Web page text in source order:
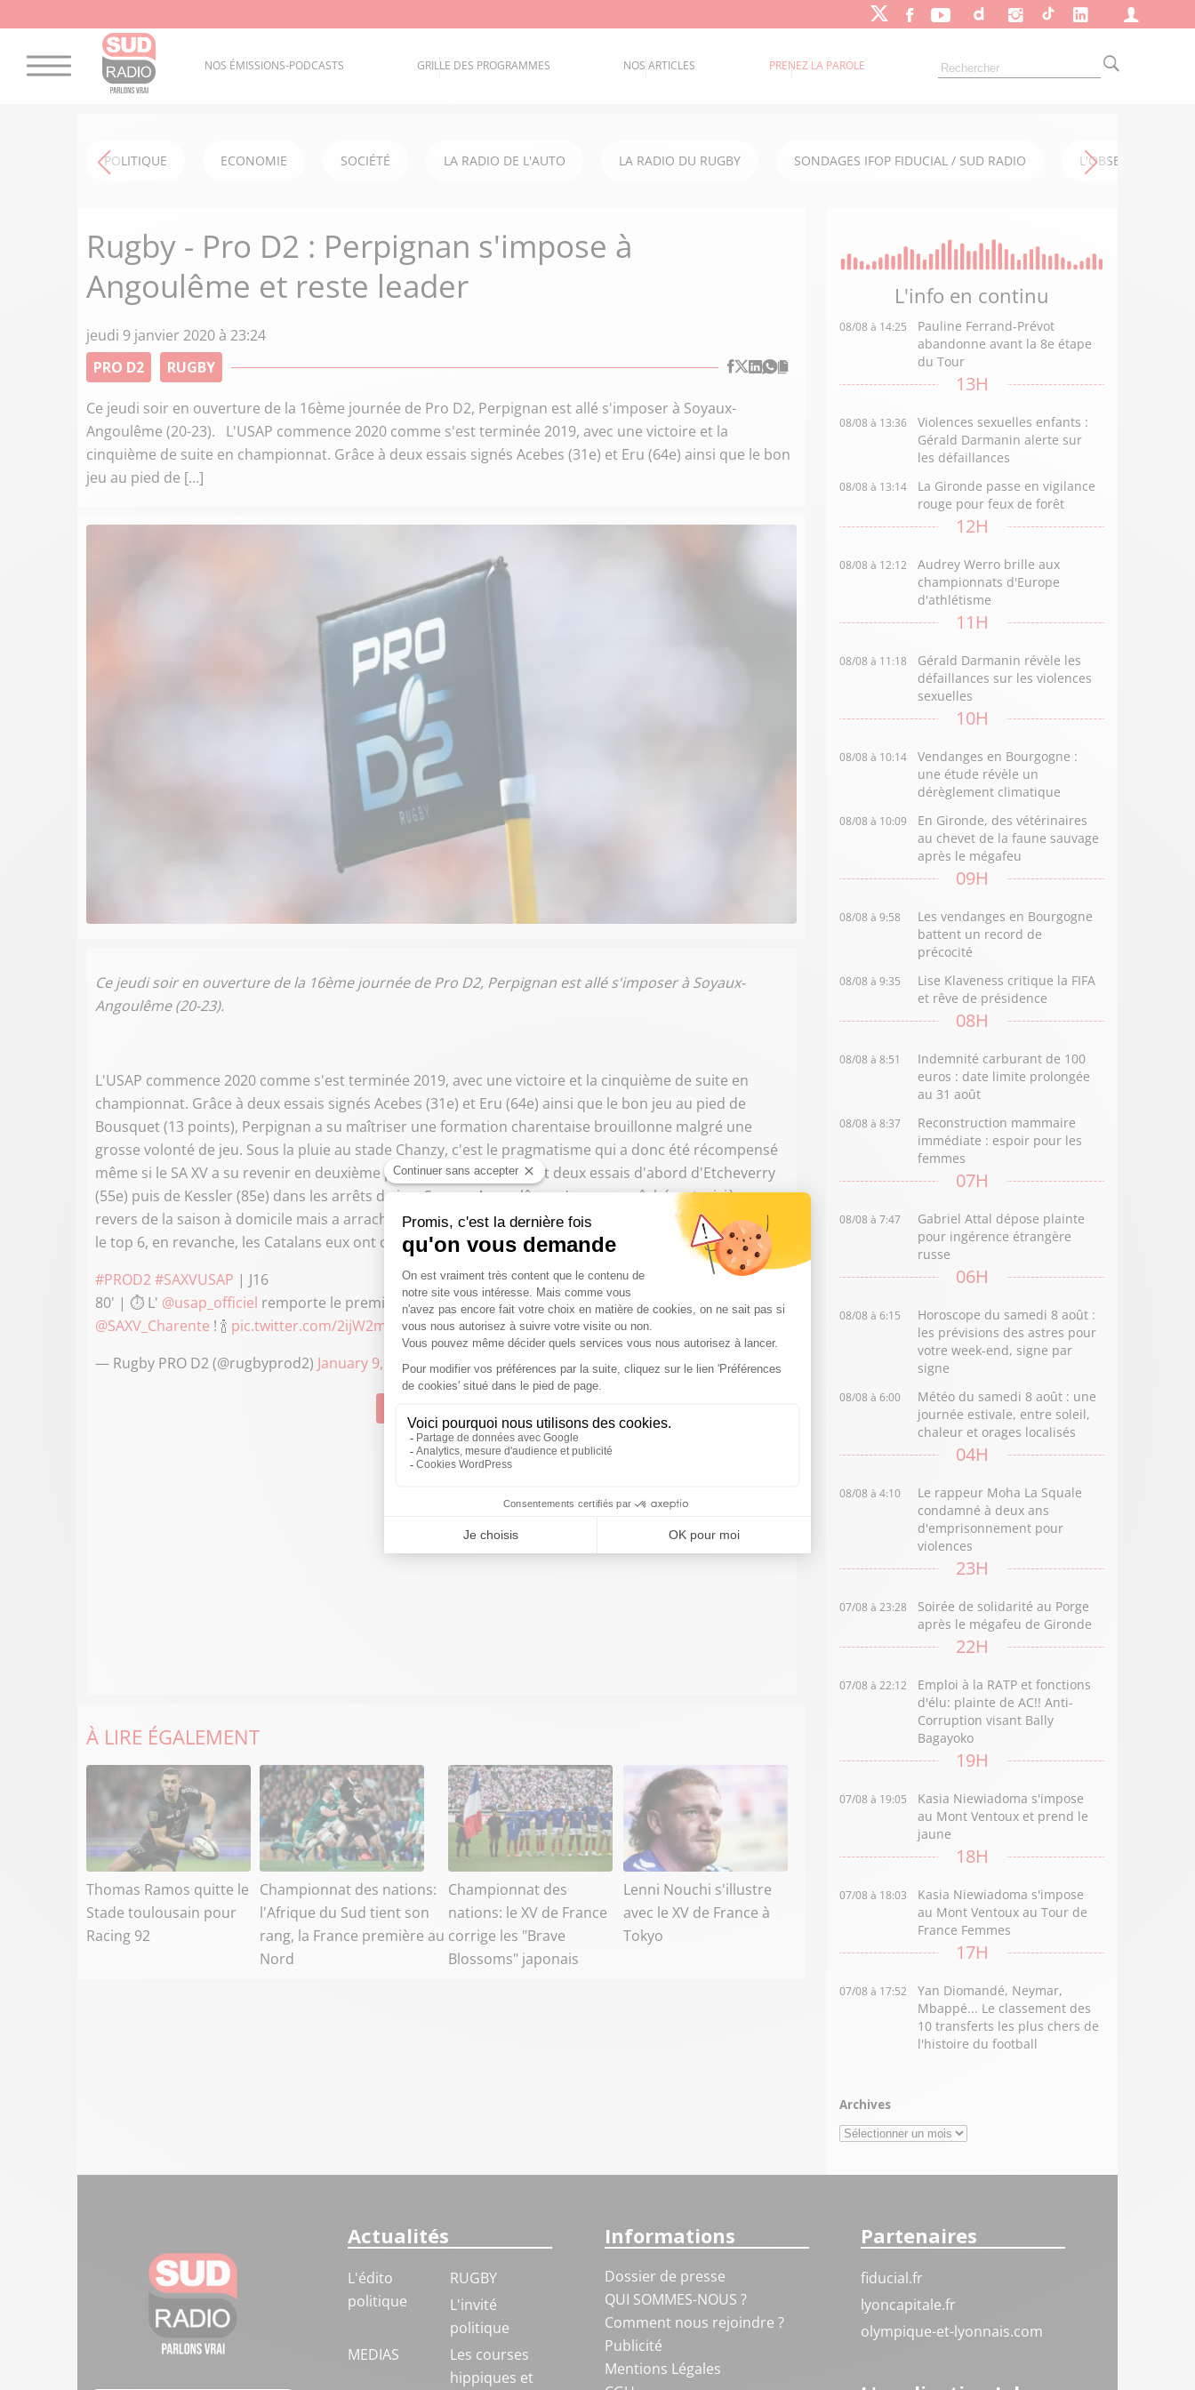
NOS ÉMISSIONS-PODCASTS GRILLE DES PROGRAMMES NOS ARTICLES PRENEZ LA PAROLE
POLITIQUE ECONOMIE SOCIÉTÉ LA RADIO DE L'AUTO LA RADIO DU RUGBY SONDAGES IFOP FIDUCIAL / SUD RADIO L'OBSERVATOIRE
Rugby - Pro D2 : Perpignan s'impose à
Angoulême et reste leader
jeudi 9 janvier 2020 à 23:24
PRO D2
RUGBY
Ce jeudi soir en ouverture de la 16ème journée de Pro D2, Perpignan est allé s'imposer à Soyaux-
Angoulême (20-23). L'USAP commence 2020 comme s'est terminée 2019, avec une victoire et la
cinquième de suite en championnat. Grâce à deux essais signés Acebes (31e) et Eru (64e) ainsi que le bon
jeu au pied de […]
Ce jeudi soir en ouverture de la 16ème journée de Pro D2, Perpignan est allé s'imposer à Soyaux-
Angoulême (20-23).
L'USAP commence 2020 comme s'est terminée 2019, avec une victoire et la cinquième de suite en
championnat. Grâce à deux essais signés Acebes (31e) et Eru (64e) ainsi que le bon jeu au pied de
Bousquet (13 points), Perpignan a su maîtriser une formation charentaise brouillonne malgré une
grosse volonté de jeu. Sous la pluie au stade Chanzy, c'est le pragmatisme qui a donc été récompensé
même si le SA XV a su revenir en deuxième période. Avec également deux essais d'abord d'Etcheverry
(55e) puis de Kessler (85e) dans les arrêts de jeu, Soyaux-Angoulême n'a pas empêché ce troisième
revers de la saison à domicile mais a arraché un bonus défensif. Probablement pas de quoi rester dans
le top 6, en revanche, les Catalans eux ont confirmé leur place de leader du Pro D2.
#PROD2#SAXVUSAP | J16
80' | ⏱ L' @usap_officiel remporte le premier match de PRO D2 en 2020 en s'imposant face au
@SAXV_Charente ! 🍾 pic.twitter.com/2ijW2mMVaF
— Rugby PRO D2 (@rugbyprod2) January 9, 2020
À LIRE ÉGALEMENT
Thomas Ramos quitte le
Stade toulousain pour
Racing 92
Championnat des nations:
l'Afrique du Sud tient son
rang, la France première au
Nord
Championnat des
nations: le XV de France
corrige les "Brave
Blossoms" japonais
Lenni Nouchi s'illustre
avec le XV de France à
Tokyo
L'info en continu
08/08 à 14:25
Pauline Ferrand-Prévot
abandonne avant la 8e étape
du Tour
13H
08/08 à 13:36
Violences sexuelles enfants :
Gérald Darmanin alerte sur
les défaillances
08/08 à 13:14
La Gironde passe en vigilance
rouge pour feux de forêt
12H
08/08 à 12:12
Audrey Werro brille aux
championnats d'Europe
d'athlétisme
11H
08/08 à 11:18
Gérald Darmanin révèle les
défaillances sur les violences
sexuelles
10H
08/08 à 10:14
Vendanges en Bourgogne :
une étude révèle un
dérèglement climatique
08/08 à 10:09
En Gironde, des vétérinaires
au chevet de la faune sauvage
après le mégafeu
09H
08/08 à 9:58
Les vendanges en Bourgogne
battent un record de
précocité
08/08 à 9:35
Lise Klaveness critique la FIFA
et rêve de présidence
08H
08/08 à 8:51
Indemnité carburant de 100
euros : date limite prolongée
au 31 août
08/08 à 8:37
Reconstruction mammaire
immédiate : espoir pour les
femmes
07H
08/08 à 7:47
Gabriel Attal dépose plainte
pour ingérence étrangère
russe
06H
08/08 à 6:15
Horoscope du samedi 8 août :
les prévisions des astres pour
votre week-end, signe par
signe
08/08 à 6:00
Météo du samedi 8 août : une
journée estivale, entre soleil,
chaleur et orages localisés
04H
08/08 à 4:10
Le rappeur Moha La Squale
condamné à deux ans
d'emprisonnement pour
violences
23H
07/08 à 23:28
Soirée de solidarité au Porge
après le mégafeu de Gironde
22H
07/08 à 22:12
Emploi à la RATP et fonctions
d'élu: plainte de AC!! Anti-
Corruption visant Bally
Bagayoko
19H
07/08 à 19:05
Kasia Niewiadoma s'impose
au Mont Ventoux et prend le
jaune
18H
07/08 à 18:03
Kasia Niewiadoma s'impose
au Mont Ventoux au Tour de
France Femmes
17H
07/08 à 17:52
Yan Diomandé, Neymar,
Mbappé... Le classement des
10 transferts les plus chers de
l'histoire du football
Archives
Archives
Actualités
L'édito
politique
RUGBY
L'invité
politique
MEDIAS
Les courses
hippiques et
Informations
Dossier de presse
QUI SOMMES-NOUS ?
Comment nous rejoindre ?
Publicité
Mentions Légales
Partenaires
fiducial.fr
lyoncapitale.fr
olympique-et-lyonnais.com